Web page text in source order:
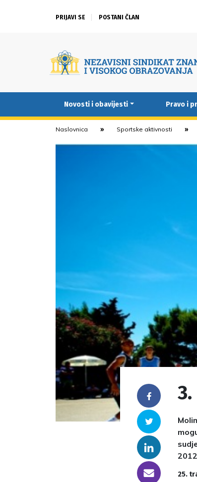
PRIJAVI SE POSTANI ČLAN
Novosti i obavijesti Pravo i
Naslovnica Sportske aktivnosti
Facebook
Twitter
Linkedin
someone@yoursite.com
25.